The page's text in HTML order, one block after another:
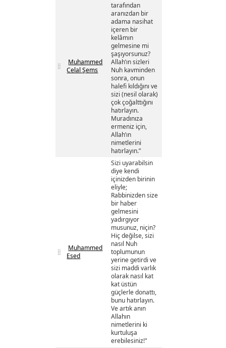
Muhammed
Celal Şems
tarafından
aranızdan bir
adama nasihat
içeren bir
kelâmın
gelmesine mi
şaşıyorsunuz?
Allah’ın sizleri
Nuh kavminden
sonra, onun
halefi kıldığını ve
sizi (nesil olarak)
çok çoğalttığını
hatırlayın.
Muradınıza
ermeniz için,
Allah’ın
nimetlerini
hatırlayın.”
Muhammed
Esed
Sizi uyarabilsin
diye kendi
içinizden birinin
eliyle;
Rabbinizden size
bir haber
gelmesini
yadırgıyor
musunuz, niçin?
Hiç değilse, sizi
nasıl Nuh
toplumunun
yerine getirdi ve
sizi maddi varlık
olarak nasıl kat
kat üstün
güçlerle donattı,
bunu hatırlayın.
Ve artık anın
Allahın
nimetlerini ki
kurtuluşa
erebilesiniz!"